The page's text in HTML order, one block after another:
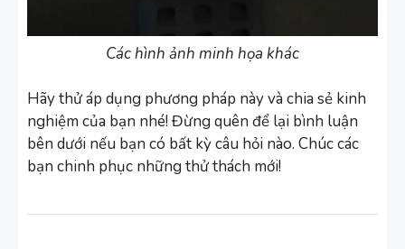
Các hình ảnh minh họa khác
Hãy thử áp dụng phương pháp này và chia sẻ kinh
nghiệm của bạn nhé! Đừng quên để lại bình luận
bên dưới nếu bạn có bất kỳ câu hỏi nào. Chúc các
bạn chinh phục những thử thách mới!